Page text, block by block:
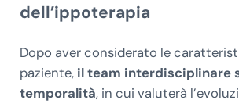
dell’ippoterapia
Dopo aver considerato le
paziente, il team interdisciplinare
temporalità, in cui valuterà